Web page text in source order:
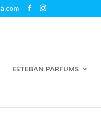
ESTEBAN PARFUMS